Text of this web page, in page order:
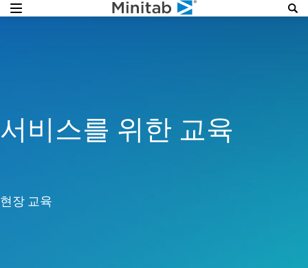
서비스를 위한 교육
현장 교육